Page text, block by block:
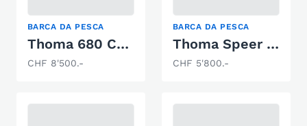
BARCA DA PESCA
Thoma 680 Cabin
CHF 8'500.-
BARCA DA PESCA
Thoma Speer 555
CHF 5'800.-